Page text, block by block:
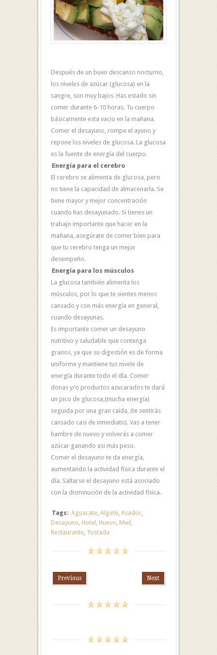
Después de un buen descanso nocturno,
los niveles de azúcar (glucosa) en la
sangre, son muy bajos. Has estado sin
comer durante 6-10 horas. Tu cuerpo
básicamente esta vacio en la mañana.
Comer el desayuno, rompe el ayuno y
repone los niveles de glucosa. La glucosa
es la fuente de energía del cuerpo.
Energía para el cerebro
El cerebro se alimenta de glucosa, pero
no tiene la capacidad de almacenarla. Se
tiene mayor y mejor concentración
cuando has desayunado. Si tienes un
trabajo importante que hacer en la
mañana, asegúrate de comer bien para
que tu cerebro tenga un mejor
desempeño.
Energía para los músculos
La glucosa también alimenta los
músculos, por lo que te sientes menos
cansado y con más energía en general,
cuando desayunas.
Es importante comer un desayuno
nutritivo y saludable que contenga
granos, ya que su digestión es de forma
uniforme y mantiene tus nivele de
energía durante todo el día. Comer
donas y/o productos azucarados te dará
un pico de glucosa,(mucha energía)
seguida por una gran caída, (te sentirás
cansado casi de inmediato). Vas a tener
hambre de nuevo y volverás a comer
azúcar ganando asi más peso.
Comer el desayuno te da energía,
aumentando la actividad física durante el
día. Saltarse el desayuno está asociado
con la disminución de la actividad física.
Tags: Aguacate, Algete, Asador,
Desayuno, Hotel , Huevo, Miel ,
Restaurante, Tostada
Previous Next